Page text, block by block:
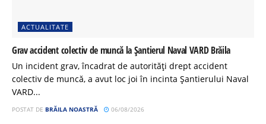
ACTUALITATE
Grav accident colectiv de muncă la Șantierul Naval VARD Brăila
Un incident grav, încadrat de autorități drept accident
colectiv de muncă, a avut loc joi în incinta Șantierului Naval
VARD...
POSTAT DE BRĂILA NOASTRĂ 06/08/2026